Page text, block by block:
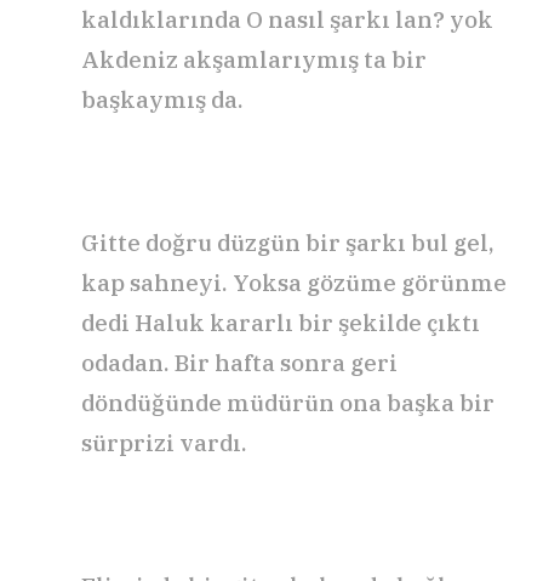
kaldıklarında O nasıl şarkı lan? yok
Akdeniz akşamlarıymış ta bir
başkaymış da.
Gitte doğru düzgün bir şarkı bul gel,
kap sahneyi. Yoksa gözüme görünme
dedi Haluk kararlı bir şekilde çıktı
odadan. Bir hafta sonra geri
döndüğünde müdürün ona başka bir
sürprizi vardı.